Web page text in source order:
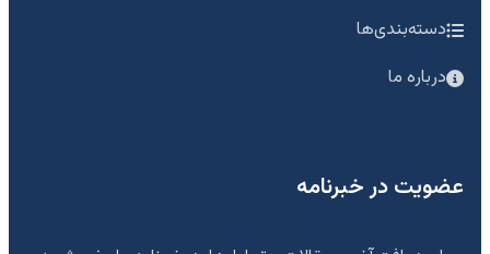
دسته‌بندی‌ها
درباره ما
عضویت در خبرنامه